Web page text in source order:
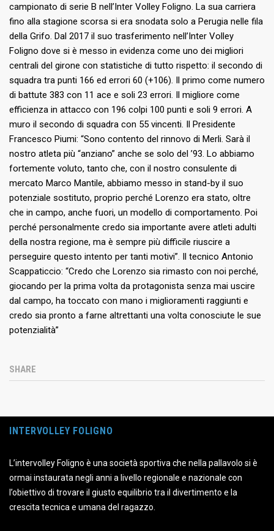
campionato di serie B nell’Inter Volley Foligno. La sua carriera
fino alla stagione scorsa si era snodata solo a Perugia nelle fila
della Grifo. Dal 2017 il suo trasferimento nell’Inter Volley
Foligno dove si è messo in evidenza come uno dei migliori
centrali del girone con statistiche di tutto rispetto: il secondo di
squadra tra punti 166 ed errori 60 (+106). Il primo come numero
di battute 383 con 11 ace e soli 23 errori. Il migliore come
efficienza in attacco con 196 colpi 100 punti e soli 9 errori. A
muro il secondo di squadra con 55 vincenti. Il Presidente
Francesco Piumi: “Sono contento del rinnovo di Merli. Sarà il
nostro atleta più “anziano” anche se solo del ’93. Lo abbiamo
fortemente voluto, tanto che, con il nostro consulente di
mercato Marco Mantile, abbiamo messo in stand-by il suo
potenziale sostituto, proprio perché Lorenzo era stato, oltre
che in campo, anche fuori, un modello di comportamento. Poi
perché personalmente credo sia importante avere atleti adulti
della nostra regione, ma è sempre più difficile riuscire a
perseguire questo intento per tanti motivi”. Il tecnico Antonio
Scappaticcio: “Credo che Lorenzo sia rimasto con noi perché,
giocando per la prima volta da protagonista senza mai uscire
dal campo, ha toccato con mano i miglioramenti raggiunti e
credo sia pronto a farne altrettanti una volta conosciute le sue
potenzialità”
SHARE
INTERVOLLEY FOLIGNO
L’intervolley Foligno è una società sportiva che nella pallavolo si è
ormai instaurata negli anni a livello regionale e nazionale con
l’obiettivo di trovare il giusto equilibrio tra il divertimento e la
crescita tecnica e umana del ragazzo.